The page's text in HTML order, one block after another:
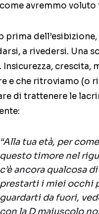
avremmo
prima
a rivedersi. Una
Insicurezza, crescita,
e che ritroviamo (o
di trattenere le
“Alla tua età, per
questo timore nel
c’è ancora qualcosa
prestarti i miei occhi
guardarti da fuori,
con la D maiuscolo